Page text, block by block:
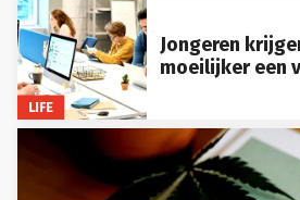
LIFE
Jongeren
moeilijker een